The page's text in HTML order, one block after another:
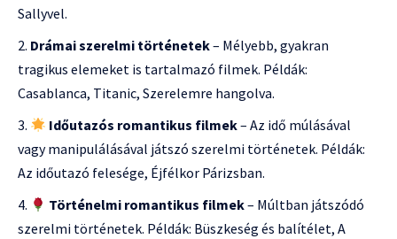
Sallyvel.
Drámai szerelmi történetek– Mélyebb, gyakran
tragikus elemeket is tartalmazó filmek. Példák:
Casablanca, Titanic, Szerelemre hangolva.
Időutazós romantikus filmek– Az idő múlásával
vagy manipulálásával játszó szerelmi történetek. Példák:
Az időutazó felesége, Éjfélkor Párizsban.
Történelmi romantikus filmek– Múltban játszódó
szerelmi történetek. Példák: Büszkeség és balítélet, A